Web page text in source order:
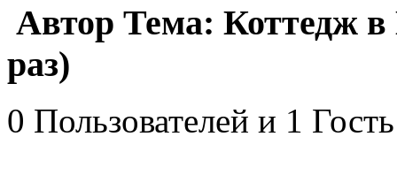
Автор Тема: Коттедж
раз)
0 Пользователей и 1